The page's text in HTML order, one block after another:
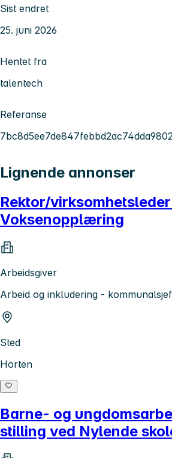
Sist endret
25. juni 2026
Hentet fra
talentech
Referanse
Lignende annonser
Rektor/
Voksenopplæring
Arbeidsgiver
Arbeid og inkludering -
Sted
Horten
Barne- og
stilling ved Nylende